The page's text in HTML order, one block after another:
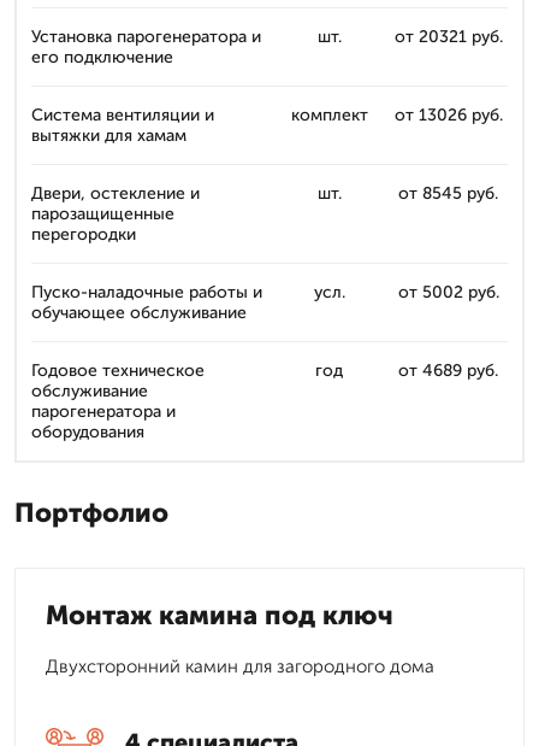
Установка парогенератора и
его подключение
шт. от 20321 руб.
Система вентиляции и
вытяжки для хамам
комплект от 13026 руб.
Двери, остекление и
парозащищенные
перегородки
шт. от 8545 руб.
Пуско-наладочные работы и
обучающее обслуживание
усл. от 5002 руб.
Годовое техническое
обслуживание
парогенератора и
оборудования
год от 4689 руб.
Портфолио
Монтаж камина под ключ
Двухсторонний камин для загородного дома